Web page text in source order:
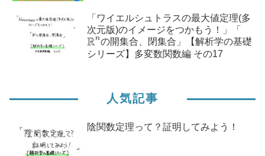
「ワイエルシュトラスの最大値定理(多
次元版)のイメージをつかもう！」「
Rn
Rnの開集合、閉集合」【解析学の基礎
シリーズ】多変数関数編 その17
人気記事
陰関数定理って？証明してみよう！